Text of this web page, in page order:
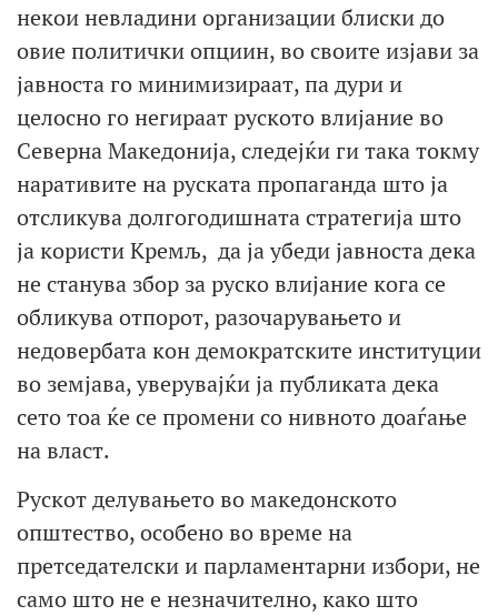
некои невладини организации блиски до
овие политички опциин, во своите изјави за
јавноста го минимизираат, па дури и
целосно го негираат руското влијание во
Северна Македонија, следејќи ги така токму
наративите на руската пропаганда што ја
отсликува долгогодишната стратегија што
ја користи Кремљ, да ја убеди јавноста дека
не станува збор за руско влијание кога се
обликува отпорот, разочарувањето и
недовербата кон демократските институции
во земјава, уверувајќи ја публиката дека
сето тоа ќе се промени со нивното доаѓање
на власт.
Рускот делувањето во македонското
општество, особено во време на
претседателски и парламентарни избори, не
само што не е незначително, како што